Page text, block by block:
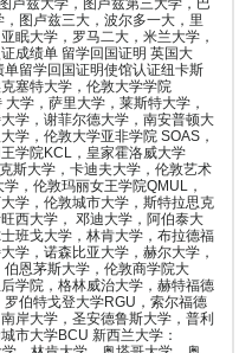
卢兹大学，图卢兹第三大学，巴
图卢兹三大，波尔多一大，里
眠大学，罗马二大，米兰大学，
成绩单 留学回国证明 英国大
留学回国证明使馆认证纽卡斯
塞特大学，伦敦大学学院
学，萨里大学，莱斯特大学，
学，谢菲尔德大学，南安普顿大
学，伦敦大学亚非学院 SOAS，
学院KCL，皇家霍洛威大学
斯大学，卡迪夫大学，伦敦艺术
，伦敦玛丽女王学院QMUL，
学，伦敦城市大学，斯特拉思克
西大学， 邓迪大学，阿伯泰大
班戈大学，林肯大学，布拉德福
学，诺森比亚大学，赫尔大学，
恩茅斯大学，伦敦商学院大
学院，格林威治大学，赫特福德
伯特戈登大学RGU，索尔福德
岸大学，圣安德鲁斯大学，普利
市大学BCU 新西兰大学：